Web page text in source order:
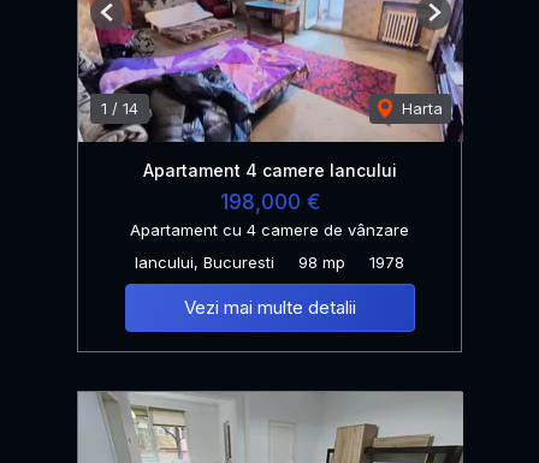
1 / 14 Harta
Previous Next
Apartament 4 camere Iancului
198,000 €
Apartament cu 4 camere de vânzare
Iancului, Bucuresti
98 mp 1978
Vezi mai multe detalii